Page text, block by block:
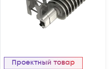
Проектный товар